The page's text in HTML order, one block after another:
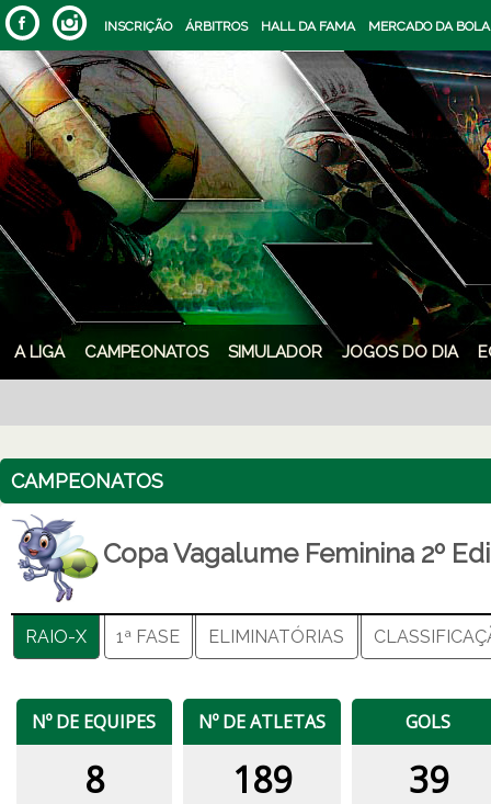
INSCRIÇÃO ÁRBITROS HALL DA FAMA MERCADO DA BOLA
A LIGA CAMPEONATOS SIMULADOR JOGOS DO DIA
CAMPEONATOS
Copa Vagalume Feminina 2º
RAIO-X 1ª FASE ELIMINATÓRIAS
Nº DE EQUIPES
8
Nº DE ATLETAS
189
GOLS
39